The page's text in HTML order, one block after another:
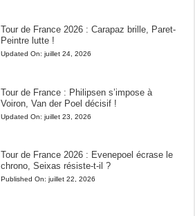
Tour de France 2026 : Carapaz brille, Paret-
Peintre lutte !
Updated On: juillet 24, 2026
Tour de France : Philipsen s’impose à
Voiron, Van der Poel décisif !
Updated On: juillet 23, 2026
Tour de France 2026 : Evenepoel écrase le
chrono, Seixas résiste-t-il ?
Published On: juillet 22, 2026